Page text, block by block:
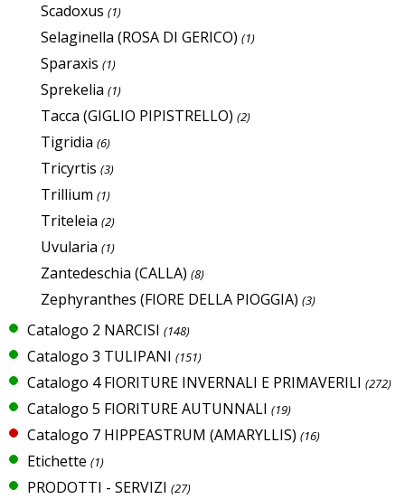
Scadoxus (1)
Selaginella (ROSA DI GERICO) (1)
Sparaxis (1)
Sprekelia (1)
Tacca (GIGLIO PIPISTRELLO) (2)
Tigridia (6)
Tricyrtis (3)
Trillium (1)
Triteleia (2)
Uvularia (1)
Zantedeschia (CALLA) (8)
Zephyranthes (FIORE DELLA PIOGGIA) (3)
Catalogo 2 NARCISI (148)
Catalogo 3 TULIPANI (151)
Catalogo 4 FIORITURE INVERNALI E PRIMAVERILI (272)
Catalogo 5 FIORITURE AUTUNNALI (19)
Catalogo 7 HIPPEASTRUM (AMARYLLIS) (16)
Etichette (1)
PRODOTTI - SERVIZI (27)